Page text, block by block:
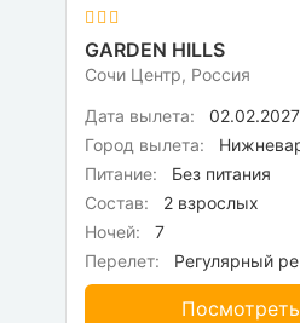
GARDEN HILLS
Сочи Центр, Россия
Дата вылета:
02.02.2027
Город вылета:
Питание:
Без питания
Состав:
2 взрослых
Ночей:
7
Перелет:
Регулярный